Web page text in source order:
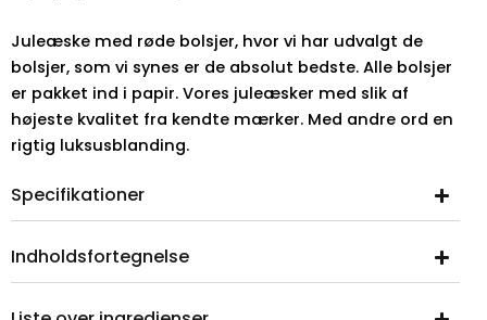
Juleæske med røde bolsjer, hvor vi har udvalgt de
bolsjer, som vi synes er de absolut bedste. Alle bolsjer
er pakket ind i papir. Vores juleæsker med slik af
højeste kvalitet fra kendte mærker. Med andre ord en
rigtig luksusblanding.
Specifikationer
Indholdsfortegnelse